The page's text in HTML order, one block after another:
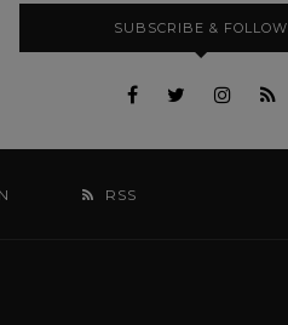
SUBSCRIBE & FOLLOW
RSS